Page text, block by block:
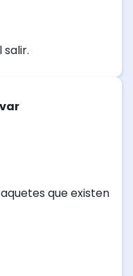
salir.
que existen